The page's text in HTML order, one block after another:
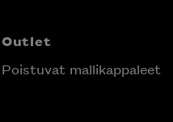
Outlet
Poistuvat mallikappaleet